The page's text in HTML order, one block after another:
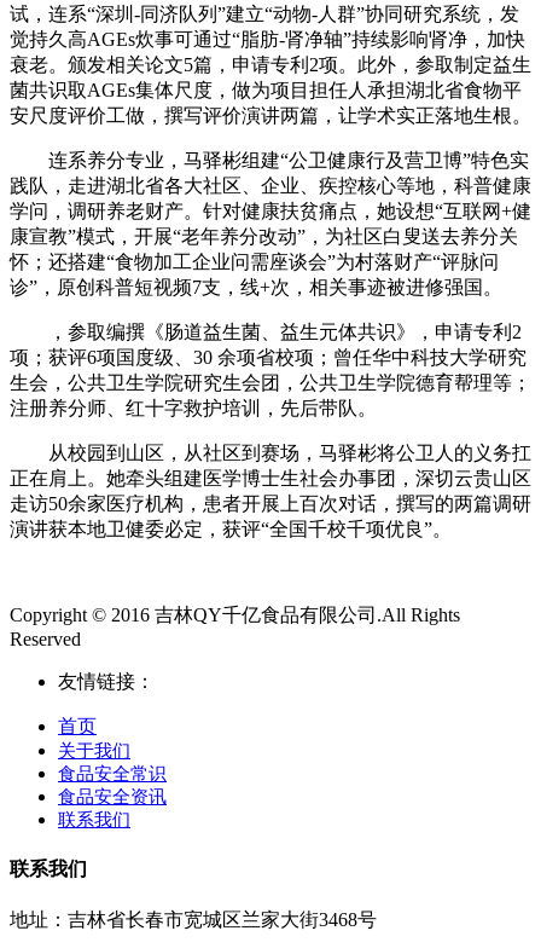
试，连系“深圳-同济队列”建立“动物-人群”协同研究系统，发
觉持久高AGEs炊事可通过“脂肪-肾净轴”持续影响肾净，加快
衰老。颁发相关论文5篇，申请专利2项。此外，参取制定益生
菌共识取AGEs集体尺度，做为项目担任人承担湖北省食物平
安尺度评价工做，撰写评价演讲两篇，让学术实正落地生根。
连系养分专业，马驿彬组建“公卫健康行及营卫博”特色实
践队，走进湖北省各大社区、企业、疾控核心等地，科普健康
学问，调研养老财产。针对健康扶贫痛点，她设想“互联网+健
康宣教”模式，开展“老年养分改动”，为社区白叟送去养分关
怀；还搭建“食物加工企业问需座谈会”为村落财产“评脉问
诊”，原创科普短视频7支，线+次，相关事迹被进修强国。
，参取编撰《肠道益生菌、益生元体共识》，申请专利2
项；获评6项国度级、30 余项省校项；曾任华中科技大学研究
生会，公共卫生学院研究生会团，公共卫生学院德育帮理等；
注册养分师、红十字救护培训，先后带队。
从校园到山区，从社区到赛场，马驿彬将公卫人的义务扛
正在肩上。她牵头组建医学博士生社会办事团，深切云贵山区
走访50余家医疗机构，患者开展上百次对话，撰写的两篇调研
演讲获本地卫健委必定，获评“全国千校千项优良”。
Copyright © 2016 吉林QY千亿食品有限公司.All Rights
Reserved
友情链接：
首页
关于我们
食品安全常识
食品安全资讯
联系我们
联系我们
地址：吉林省长春市宽城区兰家大街3468号